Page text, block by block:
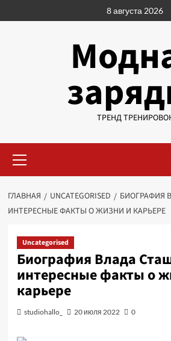
к
8 августа 2026
ТРЕНД
меню
ГЛАВНАЯ UNCATEGORISED
БИОГРАФИЯ
ИНТЕРЕСНЫЕ ФАКТЫ О ЖИЗНИ И КАРЬЕРЕ
Uncategorised
Биография Влада
интересные факты о
карьере
studiohallo_ 20 июля 2022 0